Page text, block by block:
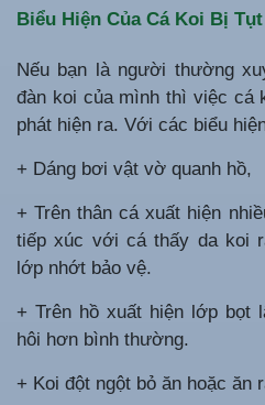
Biểu Hiện Của Cá Koi Bị
Nếu bạn là người thường
đàn koi của mình thì việc cá
phát hiện ra. Với các biểu
+ Dáng bơi vật vờ quanh hồ,
+ Trên thân cá xuất hiện
tiếp xúc với cá thấy da koi
lớp nhớt bảo vệ.
+ Trên hồ xuất hiện lớp bọt
hôi hơn bình thường.
+ Koi đột ngột bỏ ăn hoặc ăn